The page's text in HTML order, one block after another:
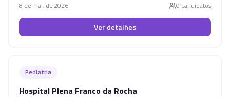
8 de mai. de 2026 0 candidatos
Ver detalhes
Pediatria
Hospital Plena Franco da Rocha